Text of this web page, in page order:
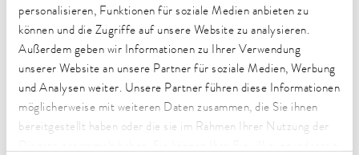
personalisieren, Funktionen für soziale Medien anbieten zu
können und die Zugriffe auf unsere Website zu analysieren.
Außerdem geben wir Informationen zu Ihrer Verwendung
unserer Website an unsere Partner für soziale Medien, Werbung
und Analysen weiter. Unsere Partner führen diese Informationen
möglicherweise mit weiteren Daten zusammen, die Sie ihnen
bereitgestellt haben oder die sie im Rahmen Ihrer Nutzung der
Technische Merkmale (nach
DIN 12876)
Abmessungen (BxTxH)
145 x 275 x 140 mm